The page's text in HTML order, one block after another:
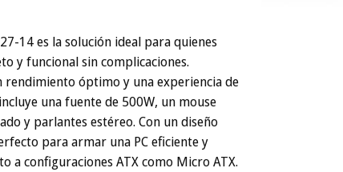
14 es la solución ideal para quienes
y funcional sin complicaciones.
óptimo y una experiencia de
una fuente de 500W, un mouse
y parlantes estéreo. Con un diseño
para armar una PC eficiente y
a configuraciones ATX como Micro ATX.